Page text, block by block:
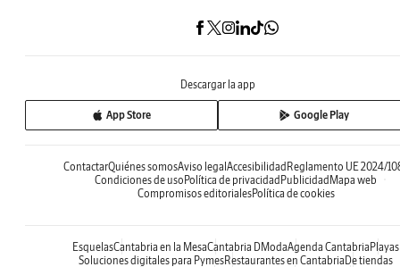
Descargar la app
App Store Google Play
ContactarQuiénes somosAviso legal Accesibilidad Reglamento UE 2024/
Condiciones de uso Política de privacidad Publicidad Mapa web
Compromisos editorialesPolítica de cookies
EsquelasCantabria en la MesaCantabria DModaAgenda Cantabria Playas
Soluciones digitales para PymesRestaurantes en Cantabria De tiendas